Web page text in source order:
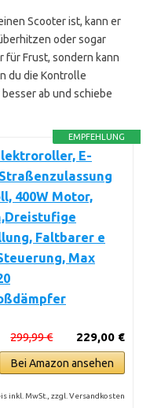
Scooter ist, kann er
oder sogar
für Frust, sondern kann
du die Kontrolle
ab und schiebe
EMPFEHLUNG
E-
400W Motor,
Faltbarer e
Max
229,00 €
299,99 €
Bei Amazon ansehen
inkl. MwSt., zzgl. Versandkosten